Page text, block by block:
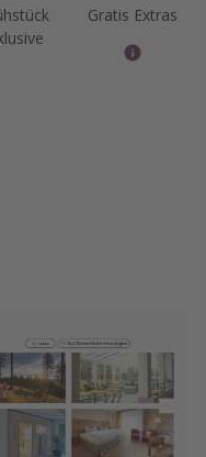
Gratis Extras